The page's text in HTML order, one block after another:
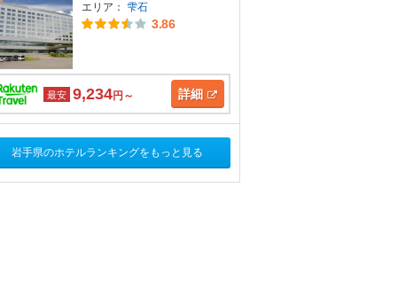
エリア： 雫石
3.86
最安 9,234円～ 詳細
岩手県のホテルランキングをもっと見る